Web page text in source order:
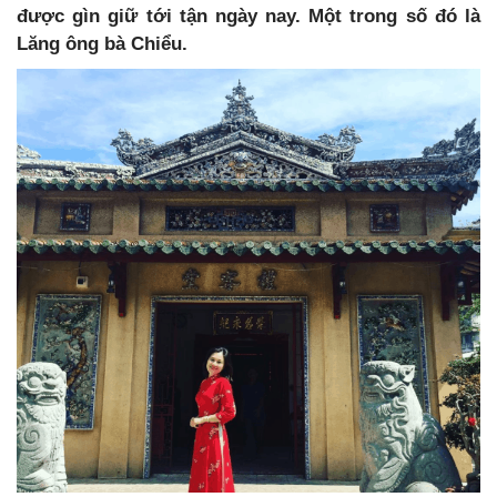
được gìn giữ tới tận ngày nay. Một trong số đó là
Lăng ông bà Chiểu.